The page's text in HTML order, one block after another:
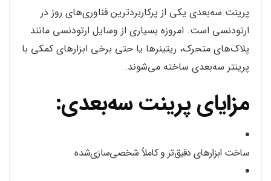
پرینت سه‌بعدی یکی از پرکاربردترین فناوری‌های روز در
ارتودنسی است. امروزه بسیاری از وسایل ارتودنسی مانند
پلاک‌های متحرک، ریتینرها یا حتی برخی ابزارهای کمکی با
پرینتر سه‌بعدی ساخته می‌شوند.
مزایای پرینت سه‌بعدی:
ساخت ابزارهای دقیق‌تر و کاملاً شخصی‌سازی‌شده